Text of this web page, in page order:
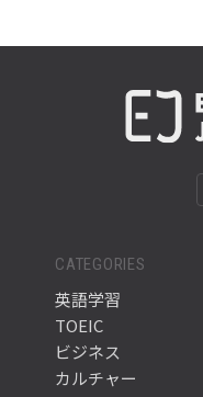
CATEGORIES
英語学習
TOEIC
ビジネス
カルチャー